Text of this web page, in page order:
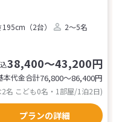
（2台）
2～5名
38,400～43,200円
本代金合計76,800〜86,400円
2名 こども0名・1部屋/1泊2日)
プランの詳細